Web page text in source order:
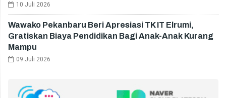
10 Juli 2026
Wawako Pekanbaru Beri Apresiasi TK IT Elrumi,
Gratiskan Biaya Pendidikan Bagi Anak-Anak Kurang
Mampu
09 Juli 2026